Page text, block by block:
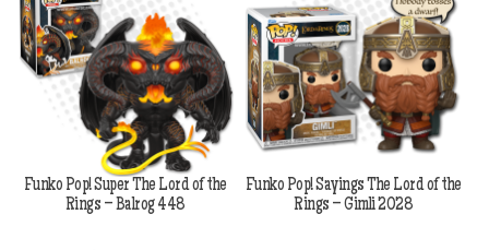
Funko Pop! Super The Lord of the
Rings – Balrog 448
Funko Pop! Sayings The Lord of the
Rings – Gimli 2028